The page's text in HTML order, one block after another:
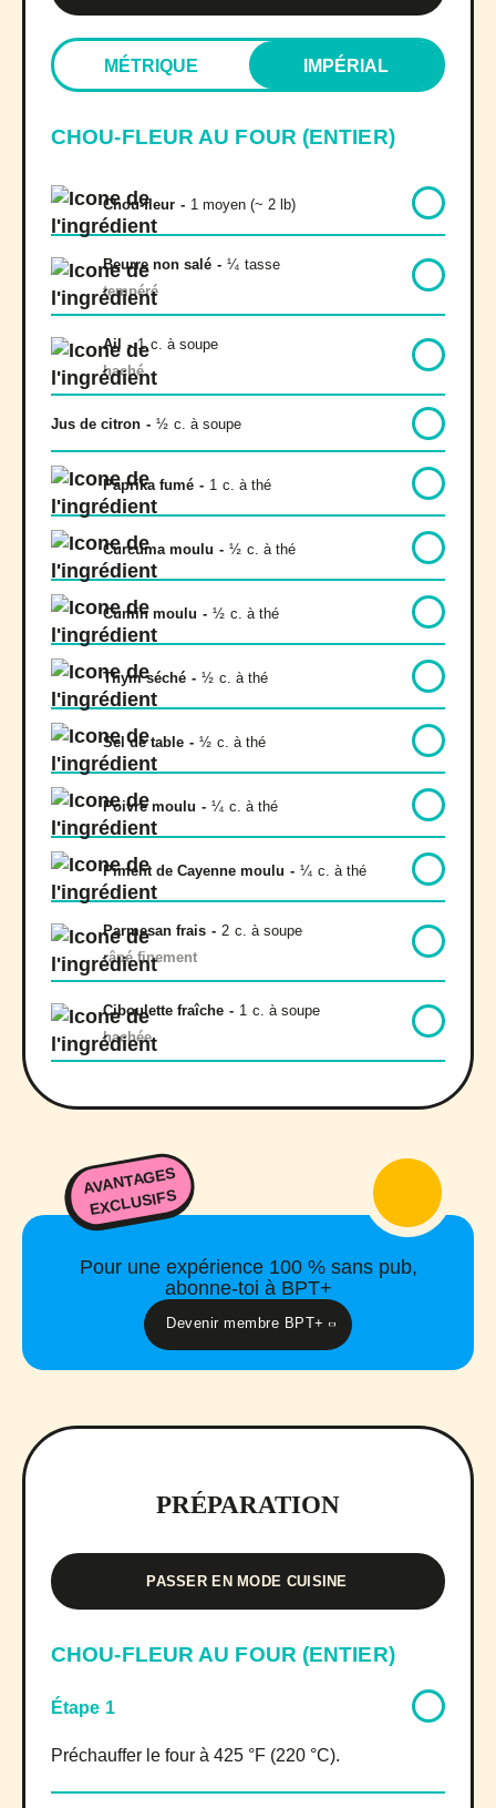
MÉTRIQUE IMPÉRIAL
CHOU-FLEUR AU FOUR (ENTIER)
Chou-fleur - 1 moyen (~ 2 lb)
Beurre non salé - ¼ tasse
tempéré
Ail - 1 c. à soupe
haché
Jus de citron - ½ c. à soupe
Paprika fumé - 1 c. à thé
Curcuma moulu - ½ c. à thé
Cumin moulu - ½ c. à thé
Thym séché - ½ c. à thé
Sel de table - ½ c. à thé
Poivre moulu - ¼ c. à thé
Piment de Cayenne moulu - ¼ c. à thé
Parmesan frais - 2 c. à soupe
râpé finement
Ciboulette fraîche - 1 c. à soupe
hachée
AVANTAGES
EXCLUSIFS
Pour une expérience 100 % sans pub,
abonne-toi à BPT+
Devenir membre BPT+
PRÉPARATION
PASSER EN MODE CUISINE
CHOU-FLEUR AU FOUR (ENTIER)
Étape 1
Préchauffer le four à 425 °F (220 °C).